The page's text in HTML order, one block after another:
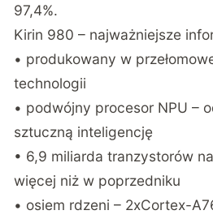
97,4%.
Kirin 980 – najważniejsze
• produkowany w
technologii
• podwójny procesor NPU –
sztuczną inteligencję
• 6,9 miliarda tranzystorów
więcej niż w poprzedniku
• osiem rdzeni – 2xCortex-